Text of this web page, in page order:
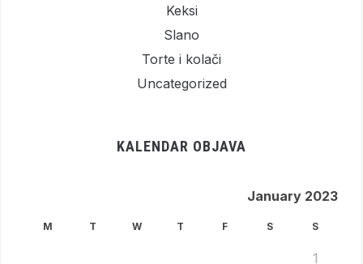
Keksi
Slano
Torte i kolači
Uncategorized
KALENDAR OBJAVA
January 2023
M T W T F S S
1